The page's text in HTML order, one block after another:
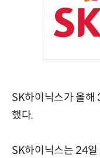
SK하이닉스가 올해
했다.
SK하이닉스는 24